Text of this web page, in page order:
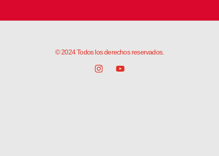
© 2024 Todos los derechos reservados.